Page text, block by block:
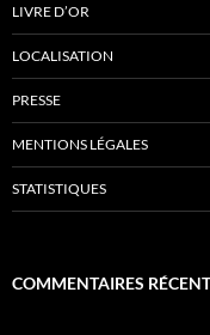
LIVRE D’OR
LOCALISATION
PRESSE
MENTIONS LÉGALES
STATISTIQUES
COMMENTAIRES